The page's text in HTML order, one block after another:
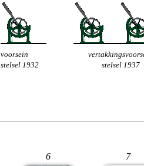
voorsein
stelsel 1932
stelsel 1937
6 7